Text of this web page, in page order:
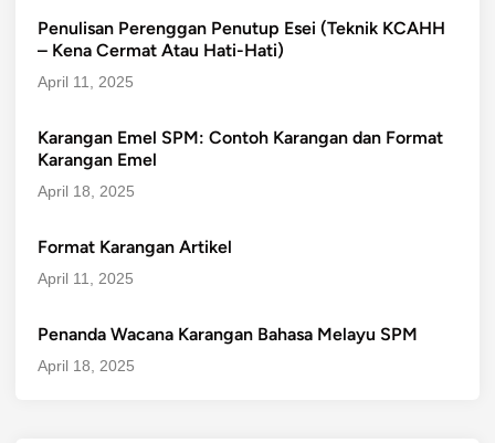
Penulisan Perenggan Penutup Esei (Teknik KCAHH
– Kena Cermat Atau Hati-Hati)
April 11, 2025
Karangan Emel SPM: Contoh Karangan dan Format
Karangan Emel
April 18, 2025
Format Karangan Artikel
April 11, 2025
Penanda Wacana Karangan Bahasa Melayu SPM
April 18, 2025